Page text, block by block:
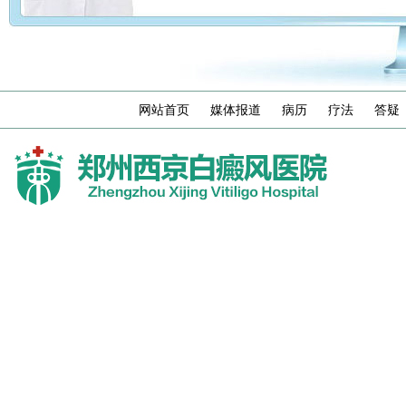
网站首页 媒体报道 病历 疗法 答疑